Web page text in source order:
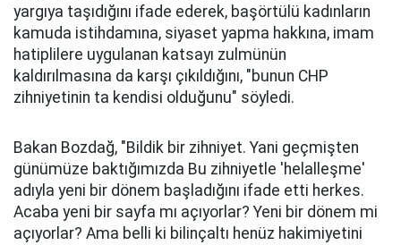
yargıya taşıdığını ifade ederek, başörtülü kadınların
kamuda istihdamına, siyaset yapma hakkına, imam
hatiplilere uygulanan katsayı zulmünün
kaldırılmasına da karşı çıkıldığını, "bunun CHP
zihniyetinin ta kendisi olduğunu" söyledi.
Bakan Bozdağ, "Bildik bir zihniyet. Yani geçmişten
günümüze baktığımızda Bu zihniyetle 'helalleşme'
adıyla yeni bir dönem başladığını ifade etti herkes.
Acaba yeni bir sayfa mı açıyorlar? Yeni bir dönem mi
açıyorlar? Ama belli ki bilinçaltı henüz hakimiyetini